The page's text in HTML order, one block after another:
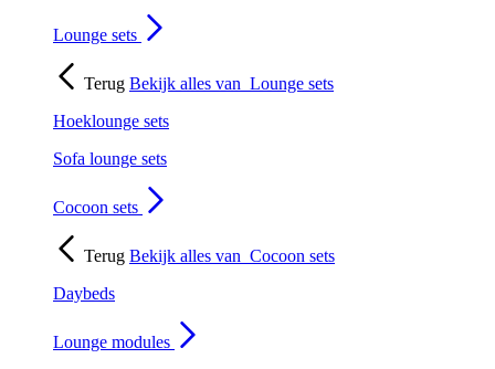
Lounge sets
Terug Bekijk alles van Lounge sets
Hoeklounge sets
Sofa lounge sets
Cocoon sets
Terug Bekijk alles van Cocoon sets
Daybeds
Lounge modules